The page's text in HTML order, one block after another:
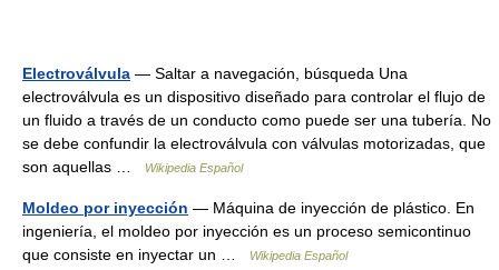
Electroválvula — Saltar a navegación, búsqueda Una
electroválvula es un dispositivo diseñado para controlar el flujo de
un fluido a través de un conducto como puede ser una tubería. No
se debe confundir la electroválvula con válvulas motorizadas, que
son aquellas …
Wikipedia Español
Moldeo por inyección — Máquina de inyección de plástico. En
ingeniería, el moldeo por inyección es un proceso semicontinuo
que consiste en inyectar un …
Wikipedia Español